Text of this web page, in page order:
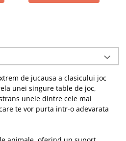
de jucausa a clasicului joc
unei singure table de joc,
unele dintre cele mai
te vor purta intr-o adevarata